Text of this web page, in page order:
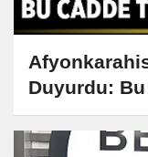
Duyurdu:
kapatılıyor!